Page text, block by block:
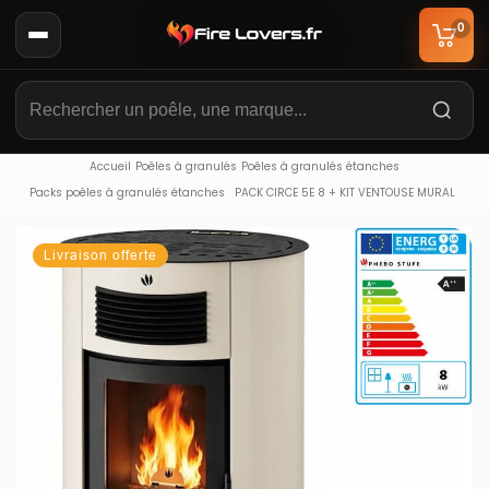
0
Accueil Poêles à granulés Poêles à granulés étanches
Packs poêles à granulés étanches
PACK CIRCE 5E 8 + KIT VENTOUSE MURAL
Livraison offerte